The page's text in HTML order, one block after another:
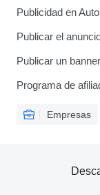
Publicidad en
Publicar el
Publicar un banner
Programa de
Empresas